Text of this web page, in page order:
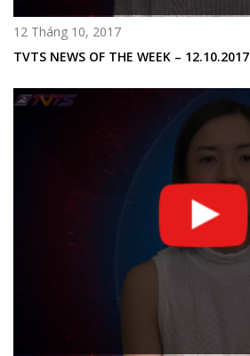
12 Tháng 10, 2017
TVTS NEWS OF THE WEEK – 12.10.2017